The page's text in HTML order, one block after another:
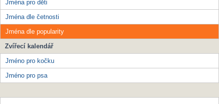
Jména pro děti
Jména dle četnosti
Jména dle popularity
Zvířecí kalendář
Jméno pro kočku
Jméno pro psa